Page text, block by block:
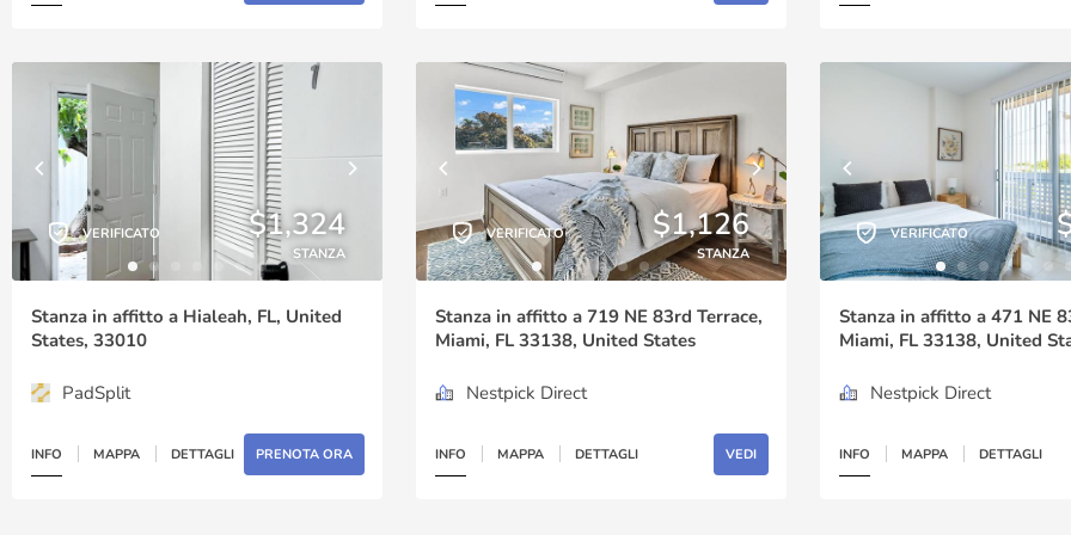
VERIFICATO $1,324
STANZA
Stanza in affitto a Hialeah, FL, United
States, 33010
PadSplit
INFO MAPPA DETTAGLI PRENOTA ORA
VERIFICATO $1,126
STANZA
Stanza in affitto a 719 NE 83rd Terrace,
Miami, FL 33138, United States
Nestpick Direct
INFO MAPPA DETTAGLI VEDI
VERIFICATO
Stanza in affitto a 471 NE
Miami, FL 33138, United
Nestpick Direct
INFO MAPPA DETTAGLI